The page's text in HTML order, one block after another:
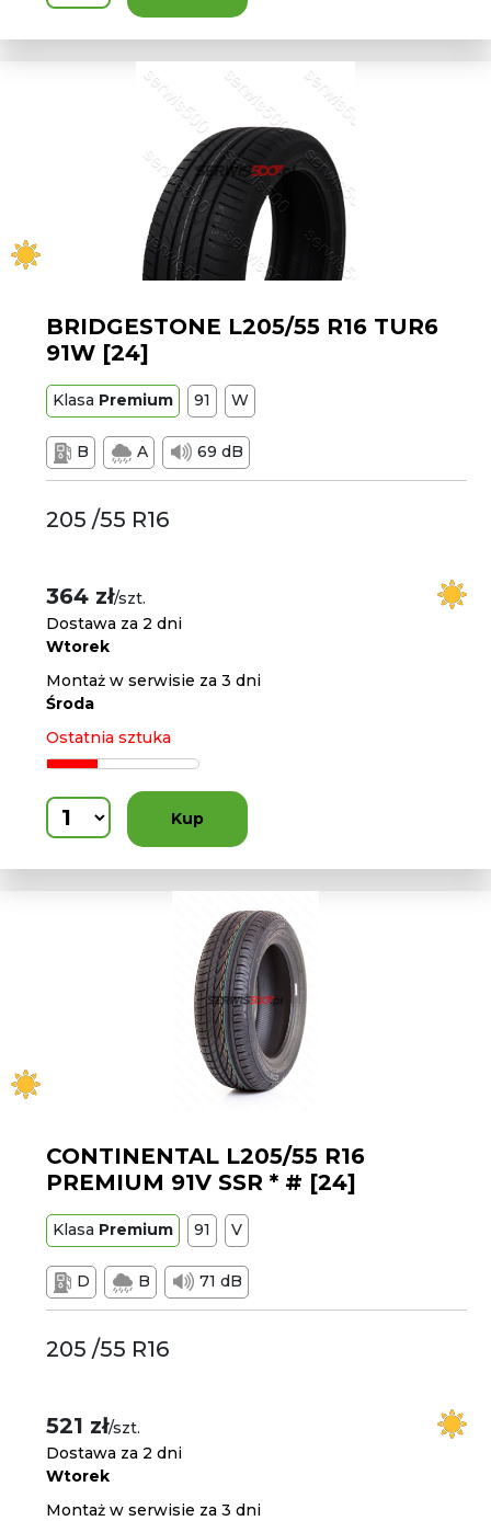
BRIDGESTONE L205/55 R16 TUR6
91W [24]
Klasa Premium 91 W
B A 69 dB
205 /55 R16
364 zł/szt.
Dostawa za 2 dni
Wtorek
Montaż w serwisie za 3 dni
Środa
Ostatnia sztuka
Kup
CONTINENTAL L205/55 R16
PREMIUM 91V SSR * # [24]
Klasa Premium 91 V
D B 71 dB
205 /55 R16
521 zł/szt.
Dostawa za 2 dni
Wtorek
Montaż w serwisie za 3 dni